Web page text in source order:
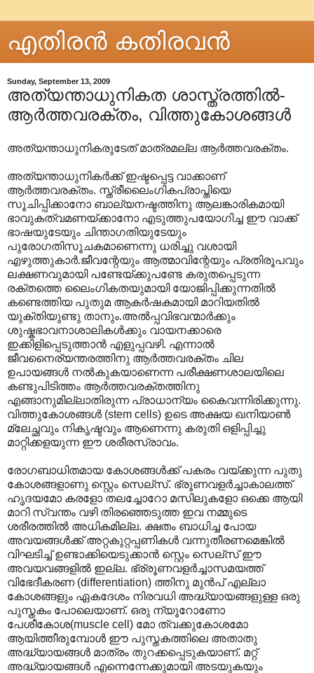
എതിരന്‍ കതിരവന്‍
Sunday, September 13, 2009
അത്യന്താധുനികത ശാസ്ത്രത്തിൽ-
ആർത്തവരക്തം, വിത്തുകോശങ്ങൾ
അത്യന്താധുനികരുടേത് മാത്രമല്ല ആർത്തവരക്തം.
അത്യന്താധുനികർക്ക് ഇഷ്ടപ്പെട്ട വാക്കാണ്
ആർത്തവരക്തം. സ്ത്രീലൈംഗികപ്രാപ്തിയെ
സൂചിപ്പിക്കാനോ ബാല്യനഷ്ടത്തിനു ആലങ്കാരികമായി
ഭാവുകത്വമണയ്ക്കാനോ എടുത്തുപയോഗിച്ച ഈ വാക്ക്
ഭാഷയുടേയും ചിന്താഗതിയുടേയും
പുരോഗതിസൂചകമാണെന്നു ധരിച്ചു വശായി
എഴുത്തുകാർ.ജീവന്റേയും ആത്മാവിന്റേയും പ്രതിരൂപവും
ലക്ഷണവുമായി പണ്ടേയ്ക്കുപണ്ടേ കരുതപ്പെടുന്ന
രക്തത്തെ ലൈംഗികതയുമായി യോജിപ്പിക്കുന്നതിൽ
കണ്ടെത്തിയ പുതുമ ആകർഷകമായി മാറിയതിൽ
യുക്തിയുണ്ടു താനും.അൽ‌പ്പവിഭവന്മാർക്കും
ശുഷ്കഭാവനാശാലികൾക്കും വായനക്കാരെ
ഇക്കിളിപ്പെടുത്താൻ എളുപ്പവഴി. എന്നാൽ
ജീവനൈര്യന്തരത്തിനു ആർത്തവരക്തം ചില
ഉപായങ്ങൾ നൽകുകയാണെന്ന പരീക്ഷണശാലയിലെ
കണ്ടുപിടിത്തം ആർത്തവരക്തത്തിനു
എങ്ങാനുമില്ലാതിരുന്ന പ്രാധാന്യം കൈവന്നിരിക്കുന്നു.
വിത്തുകോശങ്ങൾ (stem cells) ഉടെ അക്ഷയ ഖനിയാൺ
മ്ലേച്ഛവും നികൃഷ്ടവും ആണെന്നു കരുതി ഒളിപ്പിച്ചു
മാറ്റിക്കളയുന്ന ഈ ശരീരസ്രാവം.
രോഗബാധിതമായ കോശങ്ങൾക്ക് പകരം വയ്ക്കുന്ന പുതു
കോശങ്ങളാണു സ്റ്റെം സെല്സ്. ഭ്രൂണവളർച്ചാകാലത്ത്
ഹൃദയമോ കരളോ തലച്ചോറോ മസിലുകളോ ഒക്കെ ആയി
മാറി സ്വന്തം വഴി തിരഞ്ഞെടുത്ത ഇവ നമ്മുടെ
ശരീരത്തിൽ അധികമില്ല. ക്ഷതം ബാധിച്ച പോയ
അവയങ്ങൾക്ക് അറ്റകുറ്റപ്പണികൾ വന്നുതീരണമെങ്കിൽ
വിഘടിച്ച് ഉണ്ടാക്കിയെടുക്കാൻ സ്റ്റെം സെല്സ് ഈ
അവയവങ്ങളിൽ ഇല്ല. ഭ്ര്രൂണവളർച്ചാസമയത്ത്
വിഭേദീകരണ (differentiation) ത്തിനു മുൻപ് എല്ലാ
കോശങ്ങളും ഏകദേശം നിരവധി അദ്ധ്യായങ്ങളുള്ള ഒരു
പുസ്തകം പോലെയാണ്. ഒരു ന്യൂറോണോ
പേശീകോശ(muscle cell) മോ ത്വക്കുകോശമോ
ആയിത്തീരുമ്പോൾ ഈ പുസ്തകത്തിലെ അതാതു
അദ്ധ്യായങ്ങൾ മാത്രം തുറക്കപ്പെടുകയാണ്. മറ്റ്
അദ്ധ്യായങ്ങൾ എന്നെന്നേക്കുമായി അടയുകയും